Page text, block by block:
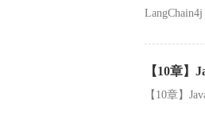
【10章
【10章】